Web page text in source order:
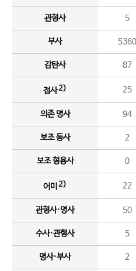
관형사 5
부사 5360
감탄사 87
접사2) 25
의존 명사 94
보조 동사 2
보조 형용사 0
어미 2) 22
관형사·명사 50
수사·관형사 5
명사·부사 2